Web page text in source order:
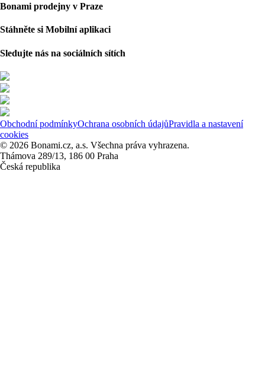
Bonami prodejny v Praze
Stáhněte si Mobilní aplikaci
Sledujte nás na sociálních sítích
Obchodní podmínkyOchrana osobních údajůPravidla a nastavení
cookies
© 2026 Bonami.cz, a.s. Všechna práva vyhrazena.
Thámova 289/13, 186 00 Praha
Česká republika